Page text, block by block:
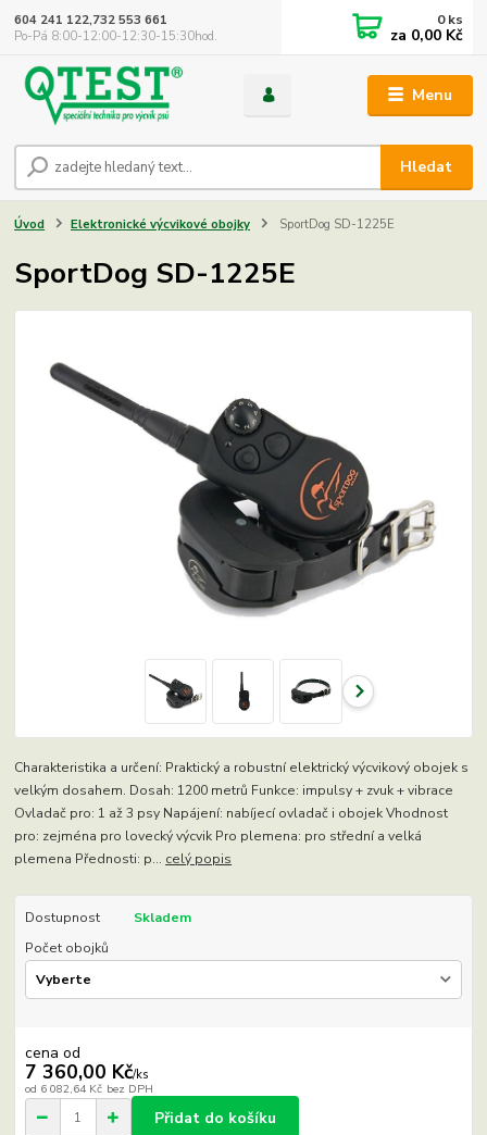
Menu
Hledat
604 241 122,732 553 661
Po-Pá 8:00-12:00-12:30-15:30hod.
0ks
za 0,00 Kč
Úvod Elektronické výcvikové obojky SportDog SD-1225E
SportDog SD-1225E
Charakteristika a určení: Praktický a robustní elektrický výcvikový obojek s
velkým dosahem. Dosah: 1200 metrů Funkce: impulsy + zvuk + vibrace
Ovladač pro: 1 až 3 psy Napájení: nabíjecí ovladač i obojek Vhodnost
pro: zejména pro lovecký výcvik Pro plemena: pro střední a velká
plemena Přednosti: p... celý popis
Dostupnost
Skladem
Počet obojků
cena od
7 360,00 Kč/ks
od 6 082,64 Kč bez DPH
Přidat do košíku